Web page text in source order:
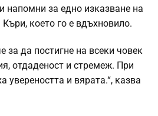
напомни за едно изказване на
което го е вдъхновило.
за да постигне на всеки човек
отдаденост и стремеж. При
увереността и вярата.“, казва